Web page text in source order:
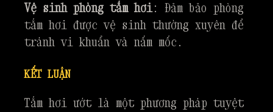
Vệ sinh phòng tắm hơi: Đảm bảo phòng
tắm hơi được vệ sinh thường xuyên để
tránh vi khuẩn và nấm mốc.
KẾT LUẬN
Tắm hơi ướt là một phương pháp tuyệt